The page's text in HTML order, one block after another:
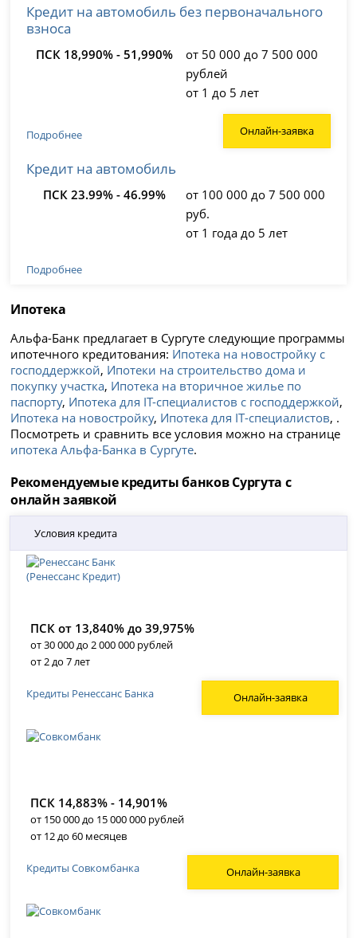
Кредит на автомобиль без первоначального
взноса
ПСК 18,990% - 51,990%
от 50 000 до 7 500 000
рублей
от 1 до 5 лет
Подробнее Онлайн-заявка
Кредит на автомобиль
ПСК 23.99% - 46.99%
от 100 000 до 7 500 000
руб.
от 1 года до 5 лет
Подробнее
Ипотека
Альфа-Банк предлагает в Сургуте следующие программы
ипотечного кредитования: Ипотека на новостройку с
господдержкой, Ипотеки на строительство дома и
покупку участка, Ипотека на вторичное жилье по
паспорту, Ипотека для IT-специалистов с господдержкой,
Ипотека на новостройку, Ипотека для IT‑специалистов, .
Посмотреть и сравнить все условия можно на странице
ипотека Альфа-Банка в Сургуте.
Рекомендуемые кредиты банков Сургута с
онлайн заявкой
Условия кредита
ПСК от 13,840% до 39,975%
от 30 000 до 2 000 000 рублей
от 2 до 7 лет
Онлайн-заявка
Кредиты Ренессанс Банка
ПСК 14,883% - 14,901%
от 150 000 до 15 000 000 рублей
от 12 до 60 месяцев
Онлайн-заявка
Кредиты Совкомбанка